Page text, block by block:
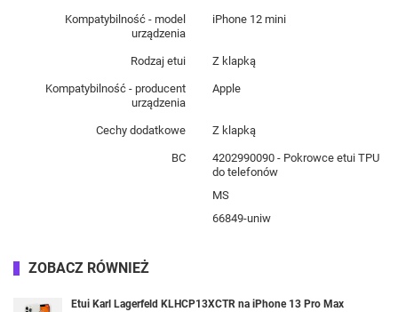
Kompatybilność - model
urządzenia
iPhone 12 mini
Rodzaj etui Z klapką
Kompatybilność - producent
urządzenia
Apple
Cechy dodatkowe Z klapką
BC
4202990090 - Pokrowce etui TPU
do telefonów
MS
66849-uniw
ZOBACZ RÓWNIEŻ
Etui Karl Lagerfeld KLHCP13XCTR na iPhone 13 Pro Max